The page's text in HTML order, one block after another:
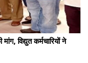
विद्युत कर्मचारियों ने